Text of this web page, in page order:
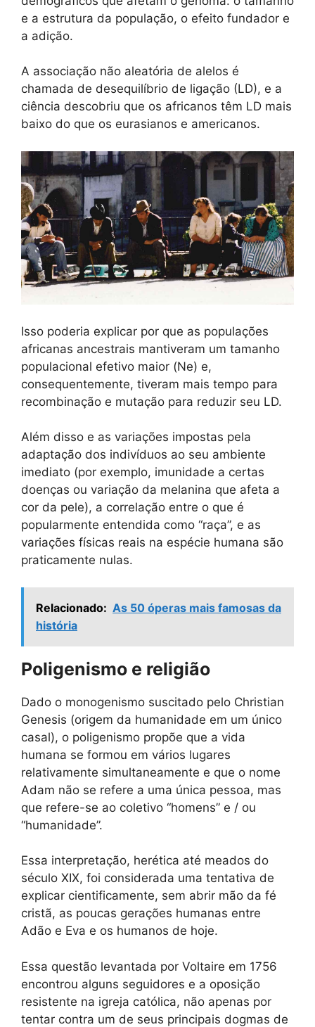
e a estrutura da população, o efeito fundador e
a adição.
A associação não aleatória de alelos é
chamada de desequilíbrio de ligação (LD), e a
ciência descobriu que os africanos têm LD mais
baixo do que os eurasianos e americanos.
Isso poderia explicar por que as populações
africanas ancestrais mantiveram um tamanho
populacional efetivo maior (Ne) e,
consequentemente, tiveram mais tempo para
recombinação e mutação para reduzir seu LD.
Além disso e as variações impostas pela
adaptação dos indivíduos ao seu ambiente
imediato (por exemplo, imunidade a certas
doenças ou variação da melanina que afeta a
cor da pele), a correlação entre o que é
popularmente entendida como “raça”, e as
variações físicas reais na espécie humana são
praticamente nulas.
Relacionado: As 50 óperas mais famosas da
história
Poligenismo e religião
Dado o monogenismo suscitado pelo Christian
Genesis (origem da humanidade em um único
casal), o poligenismo propõe que a vida
humana se formou em vários lugares
relativamente simultaneamente e que o nome
Adam não se refere a uma única pessoa, mas
que refere-se ao coletivo “homens” e / ou
“humanidade”.
Essa interpretação, herética até meados do
século XIX, foi considerada uma tentativa de
explicar cientificamente, sem abrir mão da fé
cristã, as poucas gerações humanas entre
Adão e Eva e os humanos de hoje.
Essa questão levantada por Voltaire em 1756
encontrou alguns seguidores e a oposição
resistente na igreja católica, não apenas por
tentar contra um de seus principais dogmas de